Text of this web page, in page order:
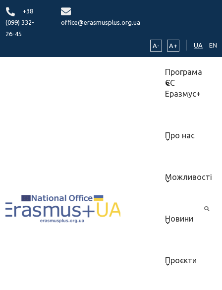
+38
(099) 332-
26-45
office@erasmusplus.org.ua
A- A+ UA EN
Програма
ЄС
Еразмус+
Про нас
Можливості
Новини
Проєкти